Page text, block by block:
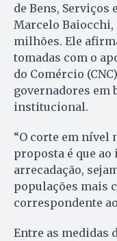
de Bens, Serviços
Marcelo Baiocchi,
milhões. Ele
tomadas com o
do Comércio
governadores em
institucional.
“O corte em nível
proposta é que ao
arrecadação,
populações mais
correspondente
Entre as medidas